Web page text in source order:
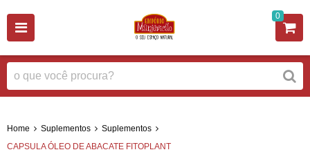
0
Home Suplementos
Suplementos
CAPSULA ÓLEO DE ABACATE FITOPLANT